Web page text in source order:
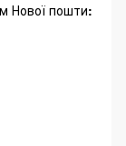
Нової пошти: